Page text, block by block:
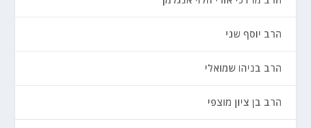
הרב יוסף שני
הרב בניהו שמואלי
הרב בן ציון מוצפי